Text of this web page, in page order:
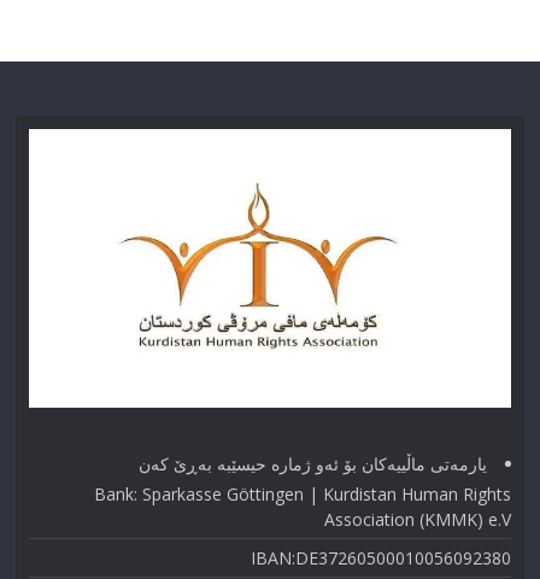
یارمەتی ماڵییەکان بۆ ئەو ژماره حیسێبە بەڕێ کەن
Bank: Sparkasse Göttingen | Kurdistan Human Rights
Association (KMMK) e.V
IBAN:DE37260500010056092380